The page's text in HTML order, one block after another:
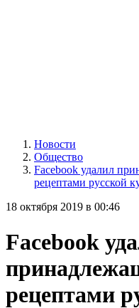
Новости
Общество
Facebook удалил
рецептами русской
18 октября 2019 в 00:46
Facebook
рецептами